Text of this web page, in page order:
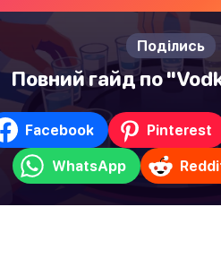
Поділись
Повний гайд по
Facebook Pinterest
WhatsApp